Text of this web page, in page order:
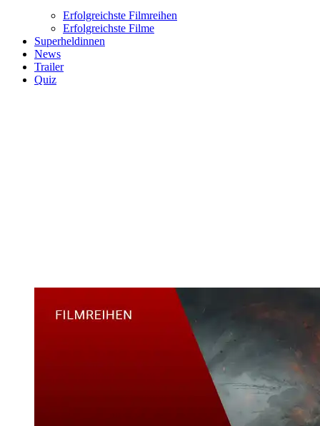
Erfolgreichste Filmreihen
Erfolgreichste Filme
Superheldinnen
News
Trailer
Quiz